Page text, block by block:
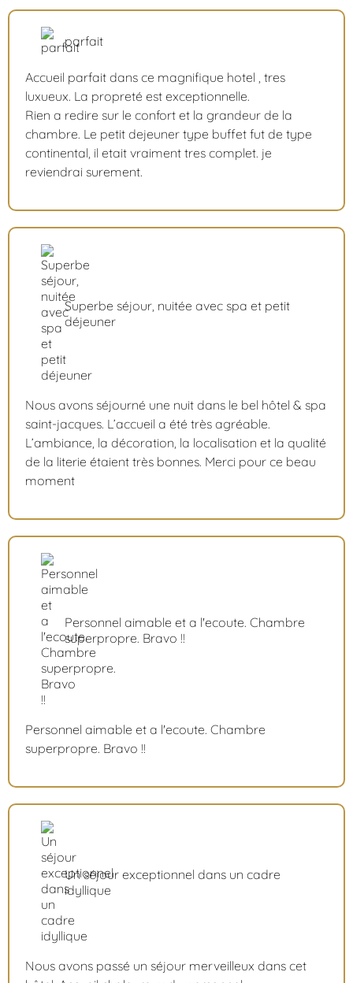
parfait
Accueil parfait dans ce magnifique hotel , tres
luxueux. La propreté est exceptionnelle.
Rien a redire sur le confort et la grandeur de la
chambre. Le petit dejeuner type buffet fut de type
continental, il etait vraiment tres complet. je
reviendrai surement.
Superbe séjour, nuitée avec spa et petit
déjeuner
Nous avons séjourné une nuit dans le bel hôtel & spa
saint-jacques. L’accueil a été très agréable.
L’ambiance, la décoration, la localisation et la qualité
de la literie étaient très bonnes. Merci pour ce beau
moment
Personnel aimable et a l'ecoute. Chambre
superpropre. Bravo !!
Personnel aimable et a l'ecoute. Chambre
superpropre. Bravo !!
Un séjour exceptionnel dans un cadre
idyllique
Nous avons passé un séjour merveilleux dans cet